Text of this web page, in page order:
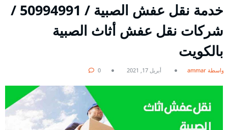
خدمة نقل عفش الصبية / 50994991 /
شركات نقل عفش أثاث الصبية
بالكويت
بواسطة ammar أبريل 17, 2021 0